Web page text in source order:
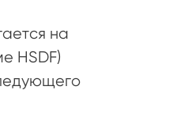
на
HSDF)